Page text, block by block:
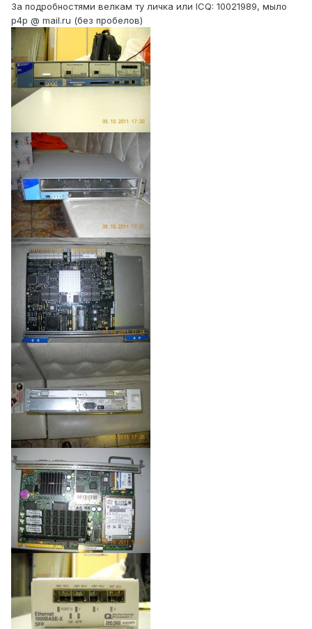
За подробностями велкам ту личка или ICQ: 10021989, мыло
p4p @ mail.ru (без пробелов)